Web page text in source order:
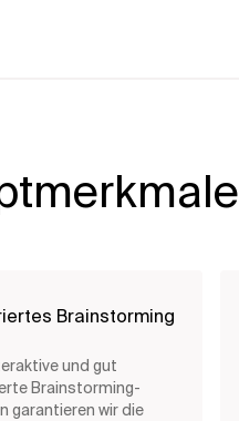
Brainstorming
und gut
Brainstorming-
garantieren wir die